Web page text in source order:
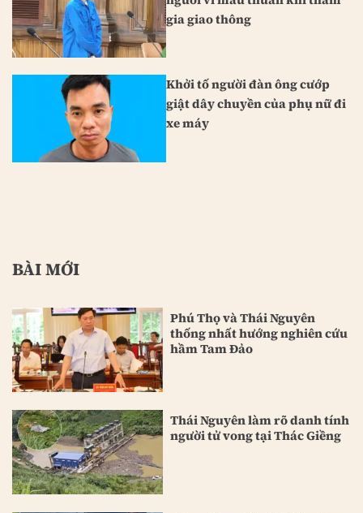
gia giao thông
Khởi tố người đàn ông cướp
giật dây chuyền của phụ nữ đi
xe máy
BÀI MỚI
Phú Thọ và Thái Nguyên
thống nhất hướng nghiên cứu
hầm Tam Đảo
Thái Nguyên làm rõ danh tính
người tử vong tại Thác Giềng